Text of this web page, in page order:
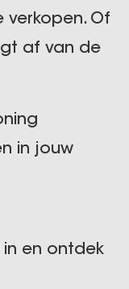
verkopen. Of
af van de
in jouw
en ontdek